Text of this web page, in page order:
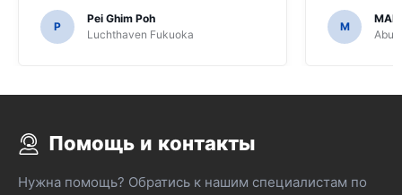
автомобиль оснащен GPS.Было бы
ужасно, если бы мы решили купить
GPS, поскольку нужно было
P
Pei Ghim Poh
Luchthaven Fukuoka
сделали
M
Abu
Помощь и контакты
Нужна помощь? Обратись к нашим специалистам по